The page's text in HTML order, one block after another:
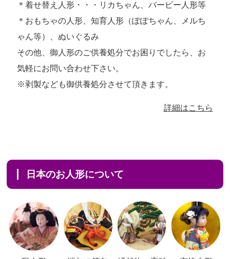
＊着せ替え人形・・・リカちゃん、バービー人形等
＊おもちゃの人形、知育人形（ぽぽちゃん、メルち
ゃん等）、ぬいぐるみ
その他、御人形のご供養処分でお困りでしたら、お
気軽にお問い合わせ下さい。
※剥製なども御供養処分させて頂きます。
詳細はこちら
日本のお人形について